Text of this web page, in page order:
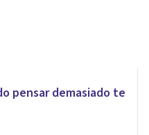
pensar demasiado te